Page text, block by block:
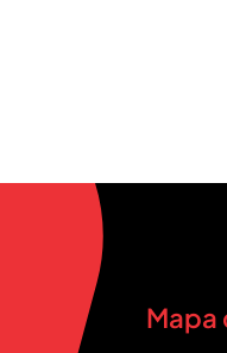
Mapa